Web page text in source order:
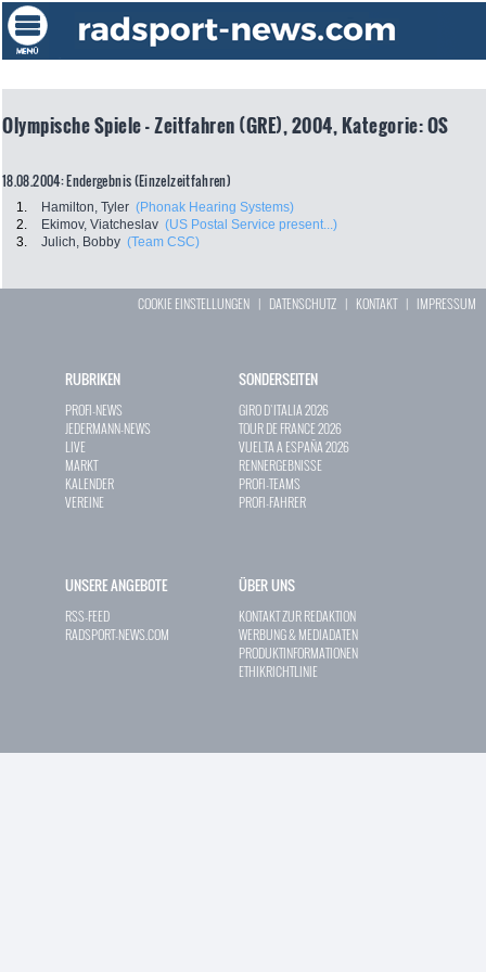
Olympische Spiele - Zeitfahren (GRE), 2004, Kategorie: OS
18.08.2004: Endergebnis (Einzelzeitfahren)
1. Hamilton, Tyler (Phonak Hearing Systems)
2.
Ekimov, Viatcheslav (US Postal Service present...)
3.
Julich, Bobby (Team CSC)
COOKIE EINSTELLUNGEN | DATENSCHUTZ | KONTAKT| IMPRESSUM
RUBRIKEN
PROFI-NEWS
JEDERMANN-NEWS
LIVE
MARKT
KALENDER
VEREINE
SONDERSEITEN
GIRO D`ITALIA 2026
TOUR DE FRANCE 2026
VUELTA A ESPAÑA 2026
RENNERGEBNISSE
PROFI-TEAMS
PROFI-FAHRER
UNSERE ANGEBOTE
RSS-FEED
RADSPORT-NEWS.COM
ÜBER UNS
KONTAKT ZUR REDAKTION
WERBUNG & MEDIADATEN
PRODUKTINFORMATIONEN
ETHIKRICHTLINIE